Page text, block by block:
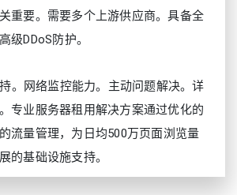
重要。需要多个上游供应商。具备全
级DDoS防护。
。网络监控能力。主动问题解决。详
专业服务器租用解决方案通过优化的
流量管理，为日均500万页面浏览量
的基础设施支持。